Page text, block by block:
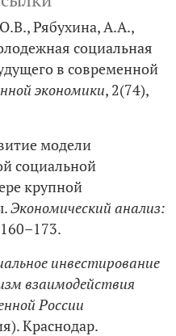
Рябухина, А.А.,
социальная
в современной
экономики, 2(74),
модели
социальной
крупной
Экономический анализ:
инвестирование
взаимодействия
России
Краснодар.